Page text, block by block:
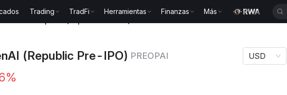
Trading TradFi Herramientas Finanzas Más
(Republic Pre-IPO) PREOPAI USD